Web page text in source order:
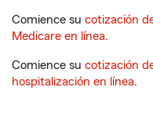
Comience su cotización
Medicare en línea.
Comience su cotización
hospitalización en línea.